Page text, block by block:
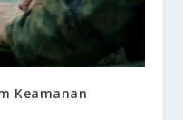
Keamanan